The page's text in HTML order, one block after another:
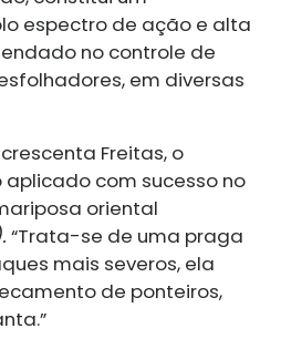
espectro de ação e alta
no controle de
em diversas
Freitas, o
com sucesso no
oriental
“Trata-se de uma praga
mais severos, ela
de ponteiros,